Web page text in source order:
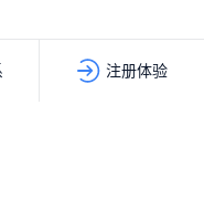
注册体验